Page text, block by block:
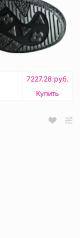
7227.28 руб.
Купить